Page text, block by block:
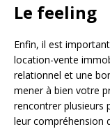
Le feeling
Enfin, il est
location-vente
relationnel et une
mener à bien votre
rencontrer plusieurs
leur compréhension